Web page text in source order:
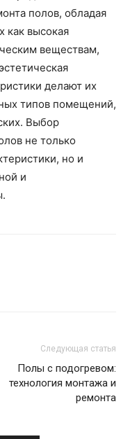
полов, обладая
как высокая
веществам,
делают их
типов помещений,
Выбор
не только
но и
и
Следующая статья
Полы с подогревом:
технология монтажа и
ремонта